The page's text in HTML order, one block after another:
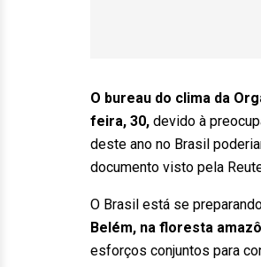
O bureau do clima da
feira, 30, devido à
deste ano no Brasil
documento visto pela
O Brasil está se
Belém, na floresta
esforços conjuntos para